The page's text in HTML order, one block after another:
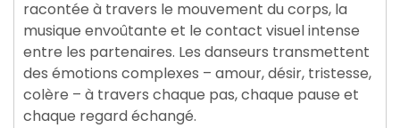
racontée à travers le mouvement du corps, la
musique envoûtante et le contact visuel intense
entre les partenaires. Les danseurs transmettent
des émotions complexes – amour, désir, tristesse,
colère – à travers chaque pas, chaque pause et
chaque regard échangé.